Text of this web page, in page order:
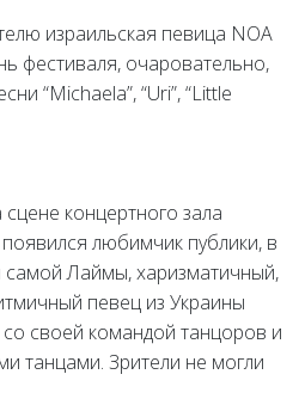
израильская певица NOA
фестиваля, очаровательно,
“Michaela”, “Uri”, “Little
концертного зала
любимчик публики, в
самой Лаймы, харизматичный,
певец из Украины
своей командой танцоров и
танцами. Зрители не могли